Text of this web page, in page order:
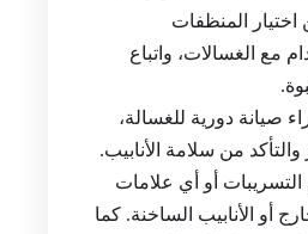
اختيار المنظفات
مع الغسالات، واتباع
صيانة دورية للغسالة،
من سلامة الأنابيب.
أو أي علامات
أو الأنابيب الساخنة. كما